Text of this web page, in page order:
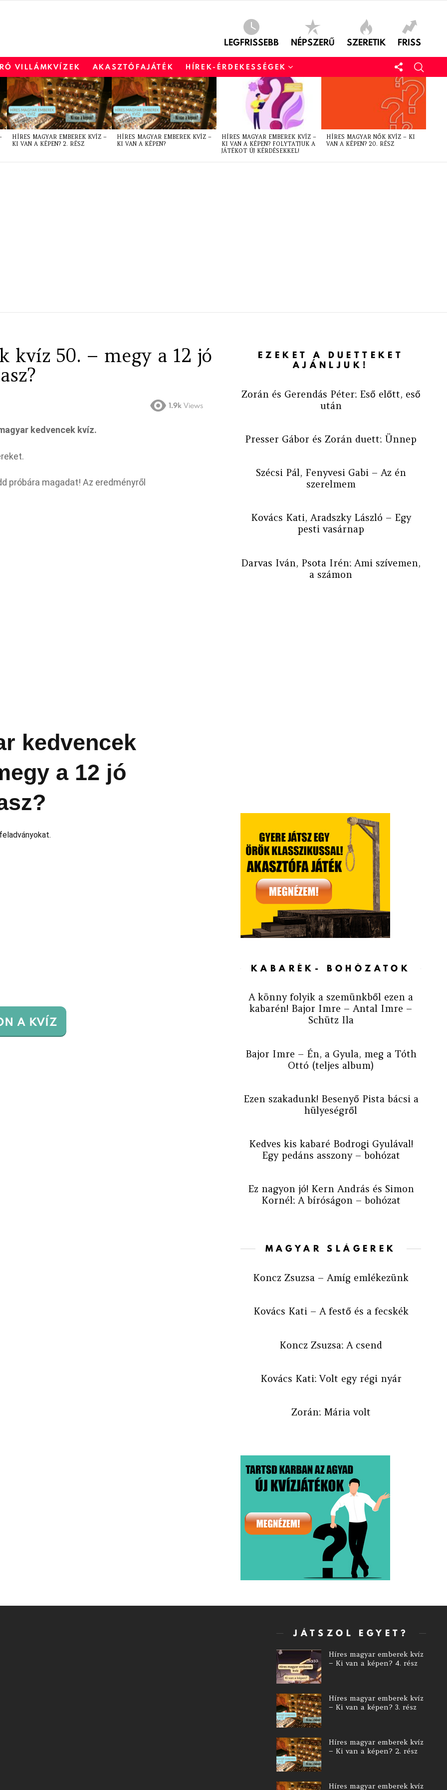
LEGFRISSEBB NÉPSZERŰ SZERETIK FRISS
VILLÁMKVÍZEK AKASZTÓFAJÁTÉK HÍREK-ÉRDEKESSÉGEK
HÍRES MAGYAR EMBEREK KVÍZ –
KI VAN A KÉPEN? 2. RÉSZ
HÍRES MAGYAR EMBEREK KVÍZ –
KI VAN A KÉPEN?
HÍRES MAGYAR EMBEREK KVÍZ –
KI VAN A KÉPEN? FOLYTATJUK A
JÁTÉKOT ÚJ KÉRDÉSEKKEL!
HÍRES MAGYAR NŐK KVÍZ – KI
VAN A KÉPEN? 20. RÉSZ
kvíz 50. – megy a 12 jó
1.9k Views
kedvencek kvíz.
próbára magadat! Az eredményről
kedvencek
a 12 jó
A KVÍZ
EZEKET A DUETTEKET
AJÁNLJUK!
Zorán és Gerendás Péter: Eső előtt, eső
után
Presser Gábor és Zorán duett: Ünnep
Szécsi Pál, Fenyvesi Gabi – Az én
szerelmem
Kovács Kati, Aradszky László – Egy
pesti vasárnap
Darvas Iván, Psota Irén: Ami szívemen,
a számon
KABARÉK- BOHÓZATOK
A könny folyik a szemünkből ezen a
kabarén! Bajor Imre – Antal Imre –
Schütz Ila
Bajor Imre – Én, a Gyula, meg a Tóth
Ottó (teljes album)
Ezen szakadunk! Besenyő Pista bácsi a
hülyeségről
Kedves kis kabaré Bodrogi Gyulával!
Egy pedáns asszony – bohózat
Ez nagyon jó! Kern András és Simon
Kornél: A bíróságon – bohózat
MAGYAR SLÁGEREK
Koncz Zsuzsa – Amíg emlékezünk
Kovács Kati – A festő és a fecskék
Koncz Zsuzsa: A csend
Kovács Kati: Volt egy régi nyár
Zorán: Mária volt
JÁTSZOL EGYET?
Híres magyar emberek kvíz
– Ki van a képen? 4. rész
Híres magyar emberek kvíz
– Ki van a képen? 3. rész
Híres magyar emberek kvíz
– Ki van a képen? 2. rész
Híres magyar emberek kvíz